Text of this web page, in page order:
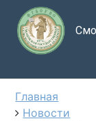
Главная
Новости